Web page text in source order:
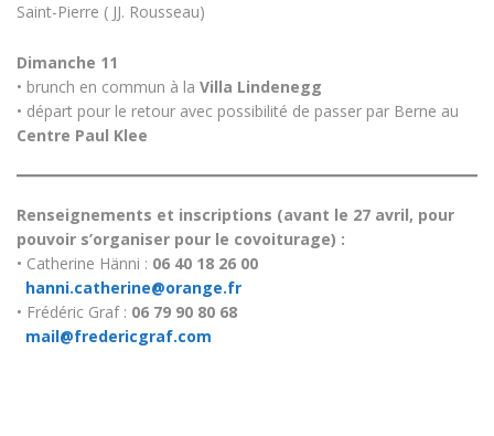
Saint-Pierre ( JJ. Rousseau)
Dimanche 11
• brunch en commun à la Villa Lindenegg
• départ pour le retour avec possibilité de passer par Berne au
Centre Paul Klee
Renseignements et inscriptions (avant le 27 avril, pour
pouvoir s’organiser pour le covoiturage) :
• Catherine Hänni : 06 40 18 26 00
hanni.catherine@orange.fr
• Frédéric Graf : 06 79 90 80 68
mail@fredericgraf.com